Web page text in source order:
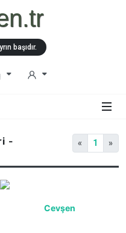
başıdır.
-
« 1 »
Cevşen